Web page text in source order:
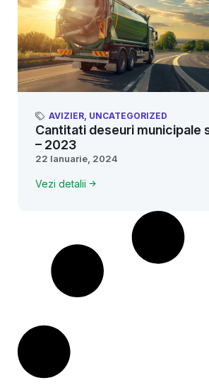
AVIZIER, UNCATEGORIZED
Cantitati deseuri municipale
– 2023
22 Ianuarie, 2024
Vezi detalii